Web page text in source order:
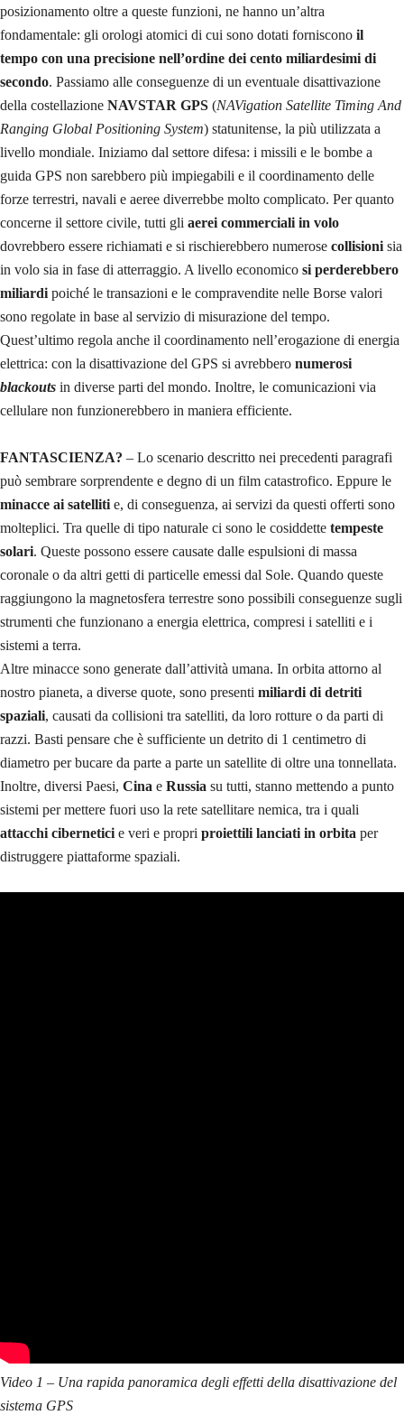
posizionamento oltre a queste funzioni, ne hanno un’altra
fondamentale: gli orologi atomici di cui sono dotati forniscono il
tempo con una precisione nell’ordine dei cento miliardesimi di
secondo. Passiamo alle conseguenze di un eventuale disattivazione
della costellazione NAVSTAR GPS (NAVigation Satellite Timing And
Ranging Global Positioning System) statunitense, la più utilizzata a
livello mondiale. Iniziamo dal settore difesa: i missili e le bombe a
guida GPS non sarebbero più impiegabili e il coordinamento delle
forze terrestri, navali e aeree diverrebbe molto complicato. Per quanto
concerne il settore civile, tutti gli aerei commerciali in volo
dovrebbero essere richiamati e si rischierebbero numerose collisioni sia
in volo sia in fase di atterraggio. A livello economico si perderebbero
miliardi poiché le transazioni e le compravendite nelle Borse valori
sono regolate in base al servizio di misurazione del tempo.
Quest’ultimo regola anche il coordinamento nell’erogazione di energia
elettrica: con la disattivazione del GPS si avrebbero numerosi
blackouts in diverse parti del mondo. Inoltre, le comunicazioni via
cellulare non funzionerebbero in maniera efficiente.
FANTASCIENZA? – Lo scenario descritto nei precedenti paragrafi
può sembrare sorprendente e degno di un film catastrofico. Eppure le
minacce ai satelliti e, di conseguenza, ai servizi da questi offerti sono
molteplici. Tra quelle di tipo naturale ci sono le cosiddette tempeste
solari. Queste possono essere causate dalle espulsioni di massa
coronale o da altri getti di particelle emessi dal Sole. Quando queste
raggiungono la magnetosfera terrestre sono possibili conseguenze sugli
strumenti che funzionano a energia elettrica, compresi i satelliti e i
sistemi a terra.
Altre minacce sono generate dall’attività umana. In orbita attorno al
nostro pianeta, a diverse quote, sono presenti miliardi di detriti
spaziali, causati da collisioni tra satelliti, da loro rotture o da parti di
razzi. Basti pensare che è sufficiente un detrito di 1 centimetro di
diametro per bucare da parte a parte un satellite di oltre una tonnellata.
Inoltre, diversi Paesi, Cina e Russia su tutti, stanno mettendo a punto
sistemi per mettere fuori uso la rete satellitare nemica, tra i quali
attacchi cibernetici e veri e propri proiettili lanciati in orbita per
distruggere piattaforme spaziali.
Video 1 – Una rapida panoramica degli effetti della disattivazione del
sistema GPS